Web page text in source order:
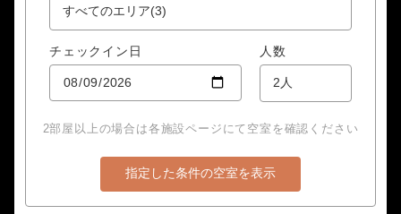
チェックイン日 人数
2部屋以上の場合は各施設ページにて空室を確認ください